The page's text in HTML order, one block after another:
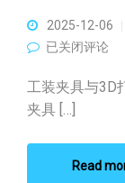
2025-12-06
工装夹具3D打
已关闭评论
工装夹具与3D
夹具 […]
Read